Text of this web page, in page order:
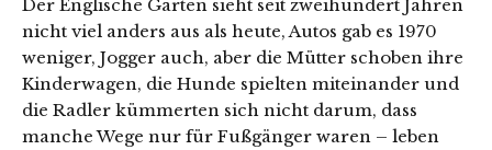
Der Englische Garten sieht seit zweihundert Jahren
nicht viel anders aus als heute, Autos gab es 1970
weniger, Jogger auch, aber die Mütter schoben ihre
Kinderwagen, die Hunde spielten miteinander und
die Radler kümmerten sich nicht darum, dass
manche Wege nur für Fußgänger waren – leben